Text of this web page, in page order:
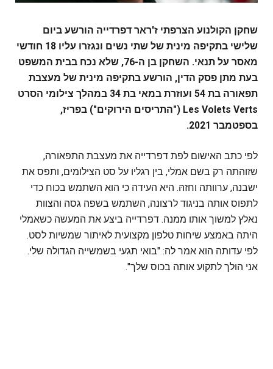
שחקן הקולנוע הצרפתי ז'ראר דפרדייה הורשע ביום
שלישי בתקיפה מינית של שתי נשים ונגזרו עליו 18 חודשי
מאסר על תנאי. השחקן בן ה-76, שלא נכח בבית המשפט
בעת מתן פסק הדין, הורשע בתקיפה מינית של מעצבת
תפאורה בת 54 ועוזרת במאי בת 34 במהלך צילומי הסרט
Les Volets Verts ("התריסים הירוקים") בפריז,
בספטמבר 2021.
לפי כתב האישום לפת דפרדייה את מעצבת התפאורה,
שזוהתה רק בשם אמלי, בין רגליו על סט הצילומים, ותפס את
ישבנה, ערוותה וחזהּ. היא העידה כי הוא השתמש בכוח כדי
לתפוס אותה בניגוד לרצונה, השתמש בשפה גסה והצוות
נאלץ למשוך אותו ממנה. דפרדייה ביצע את המעשה כשאמלי
היתה באמצע שיחות טלפון מקצועית לאיתור שמשיות לסט.
לפי עדותה הוא אמר לה: "בואי תגעי בשמשייה הגדולה שלי.
אני הולך לתקוע אותה בכוס שלך".